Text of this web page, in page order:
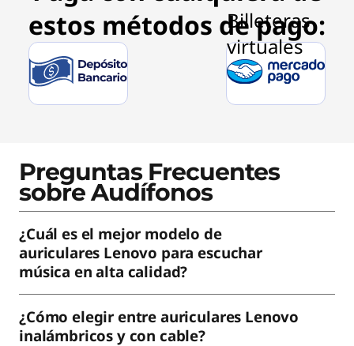
estos métodos de pago:
Preguntas Frecuentes
sobre Audífonos
¿Cuál es el mejor modelo de
auriculares Lenovo para escuchar
música en alta calidad?
¿Cómo elegir entre auriculares Lenovo
inalámbricos y con cable?